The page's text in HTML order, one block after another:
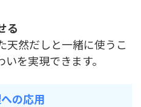
る
天然だしと一緒に使うこ
を実現できます。
の応用